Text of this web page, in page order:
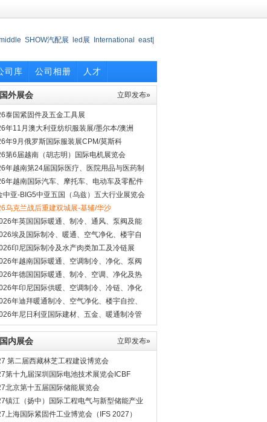
SHOW汽配展 led展 International
east|
司库 公司相册 人才
立即发布»
外展会
泰国紧固件及五金工具展
年11月澳大利亚纺织服装展/墨尔本/澳洲
年9月俄罗斯国际服装展CPM/莫斯科
第6届越南（胡志明）国际电机展览会
年越南第24届国际医疗、医院用品与医药制
览会
年越南国际汽车、摩托车、电动车及零配件
会
中亚-BIG5中亚五国（乌兹）五大行业展览会
乌克兰战后重建双城展-基辅/华沙
年英国国际暖通、制冷、通风、泵阀及能
埃及国际制冷、暖通、空气净化、楼宇自
印尼国际制冷及水产肉类加工及冷链展
年越南国际暖通、空调制冷、净化、泵阀
年德国国际暖通、制冷、空调、净化及热
年印尼国际供暖、空调制冷、冷链、净化
年迪拜暖通制冷、空气净化、楼宇自控、
展年尼日利亚国际建材、五金、暖通制冷管
BIG5
立即发布»
内展会
第二届西藏林芝工程建设博览会
第十九届深圳国际电池技术展览会ICBF
北京第十五届国际储能展览会
镇江（扬中）国际工程电气与新型储能产业
会
上海国际紧固件工业博览会（IFS 2027）